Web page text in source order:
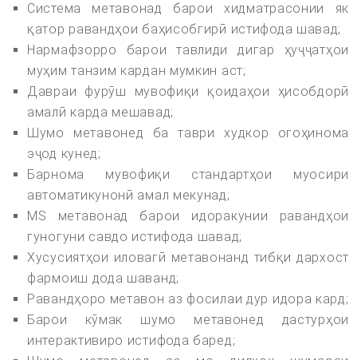
Система метавонад барои хидматрасонии як
қатор равандҳои баҳисобгирӣ истифода шавад;
Нармафзорро барои тавлиди дигар ҳуҷҷатҳои
муҳим танзим кардан мумкин аст;
Давраи фурӯш мувофиқи қоидаҳои ҳисобдорӣ
амалӣ карда мешавад;
Шумо метавонед ба таври худкор огоҳинома
эҷод кунед;
Барнома мувофиқи стандартҳои муосири
автоматикунонӣ амал мекунад;
MS метавонад барои идоракунии равандҳои
гуногуни савдо истифода шавад;
Хусусиятҳои иловагӣ метавонанд тибқи дархост
фармоиш дода шаванд;
Равандҳоро метавон аз фосилаи дур идора кард;
Барои кӯмак шумо метавонед дастурҳои
интерактивиро истифода баред;